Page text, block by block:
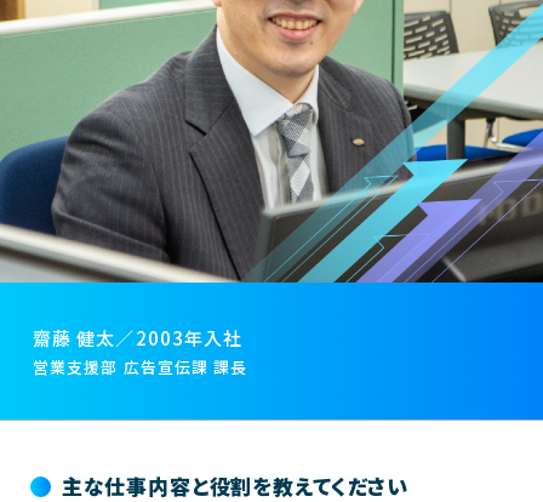
齋藤 健太／2003年入社
営業支援部 広告宣伝課 課長
主な仕事内容と役割を教えてください